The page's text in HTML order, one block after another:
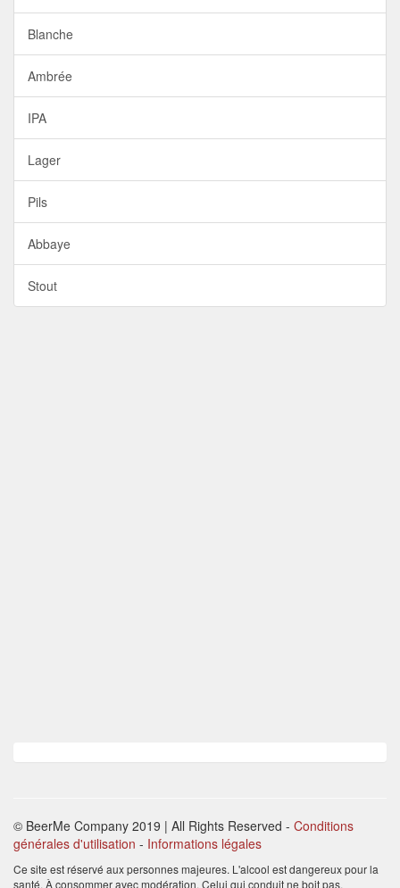
Blanche
Ambrée
IPA
Lager
Pils
Abbaye
Stout
© BeerMe Company 2019 | All Rights Reserved - Conditions
générales d'utilisation - Informations légales
Ce site est réservé aux personnes majeures. L'alcool est dangereux pour la
santé. À consommer avec modération. Celui qui conduit ne boit pas.